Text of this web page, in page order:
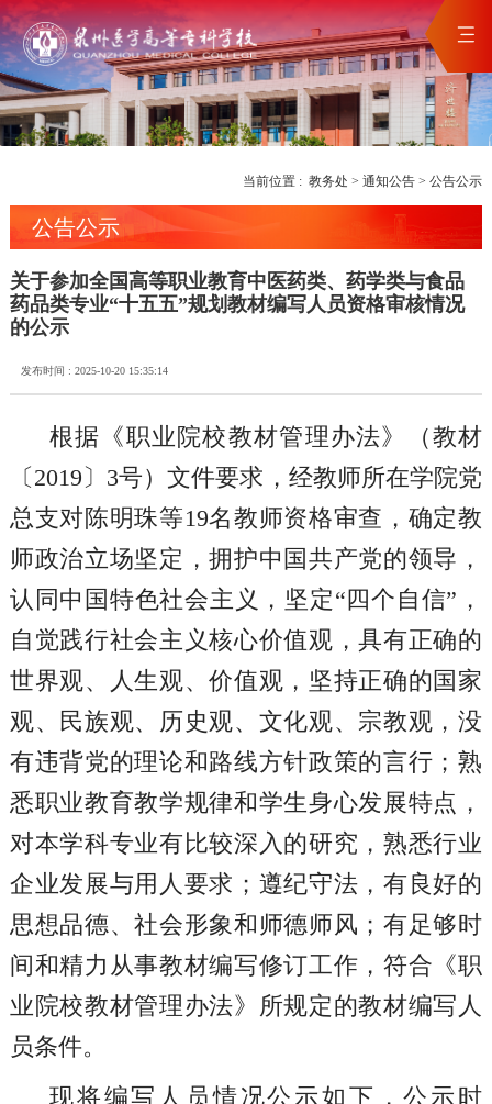
当前位置 :教务处 >通知公告 >公告公示
公告公示
关于参加全国高等职业教育中医药类、药学类与食品
药品类专业“十五五”规划教材编写人员资格审核情况
的公示
发布时间 : 2025-10-20 15:35:14
根据《职业院校教材管理办法》（教材
〔2019〕3号）文件要求，经教师所在学院党
总支对陈明珠等19名教师资格审查，确定教
师政治立场坚定，拥护中国共产党的领导，
认同中国特色社会主义，坚定“四个自信”，
自觉践行社会主义核心价值观，具有正确的
世界观、人生观、价值观，坚持正确的国家
观、民族观、历史观、文化观、宗教观，没
有违背党的理论和路线方针政策的言行；熟
悉职业教育教学规律和学生身心发展特点，
对本学科专业有比较深入的研究，熟悉行业
企业发展与用人要求；遵纪守法，有良好的
思想品德、社会形象和师德师风；有足够时
间和精力从事教材编写修订工作，符合《职
业院校教材管理办法》所规定的教材编写人
员条件。
现将编写人员情况公示如下，公示时